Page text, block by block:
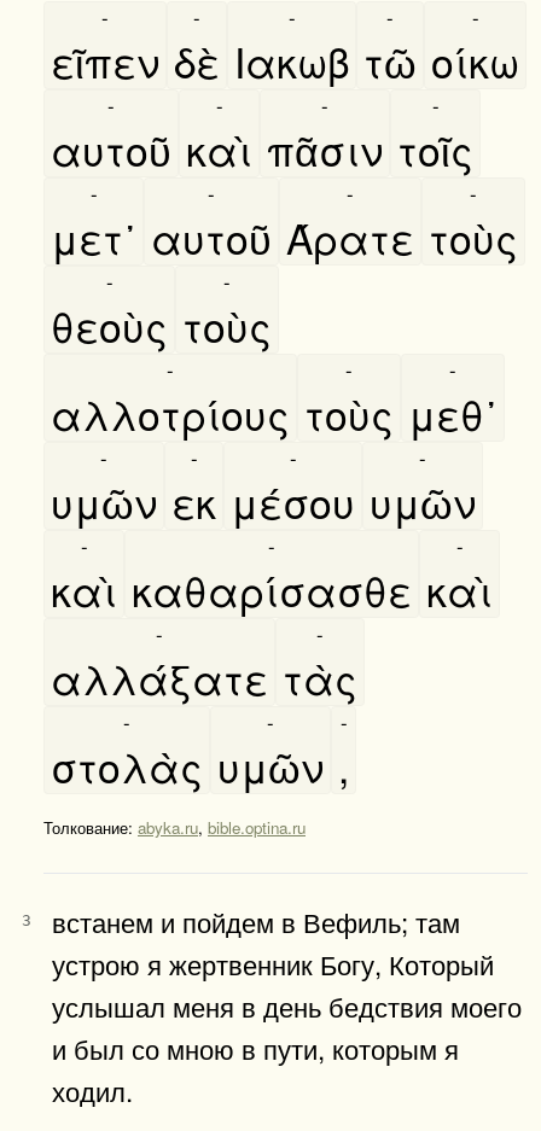
εῖπεν
-
δὲ
-
Ιακωβ
-
τῶ
-
οίκω
-
αυτοῦ
-
καὶ
-
πᾶσιν
-
τοῖς
-
μετ᾿
-
αυτοῦ
-
Άρατε
-
τοὺς
-
θεοὺς
-
τοὺς
-
αλλοτρίους
-
τοὺς
-
μεθ᾿
-
υμῶν
-
εκ
-
μέσου
-
υμῶν
-
καὶ
-
καθαρίσασθε
-
καὶ
-
αλλάξατε
-
τὰς
-
στολὰς
-
υμῶν
-
,
-
Толкование: abyka.ru, bible.optina.ru
3
встанем и пойдем в Вефиль; там
устрою я жертвенник Богу, Который
услышал меня в день бедствия моего
и был со мною в пути, которым я
ходил.